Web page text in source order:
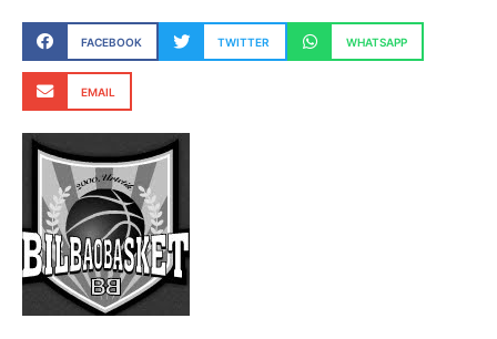
FACEBOOK TWITTER WHATSAPP
EMAIL